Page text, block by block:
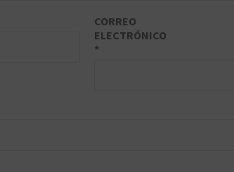
CORREO
ELECTRÓNICO
*